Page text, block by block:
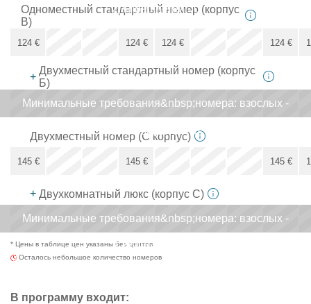
2,&nbsp;детей - 0
x
Одноместный стандартный номер (корпус
B)
124 € 124 € 124 € 124 €
+ Двухместный стандартный номер (корпус
Б)
Минимальные требования&nbsp;номерa: взослых -
2,&nbsp;детей - 0
x x x x
x
Двухместный номер (С корпус)
145 € 145 € 145 €
+ Двухкомнатный люкс (корпус С)
Минимальные требования&nbsp;номерa: взослых -
2,&nbsp;детей - 0
x x x x
x
* Цены в таблице цен указаны без центов
Осталось небольшое количество номеров
В программу входит: